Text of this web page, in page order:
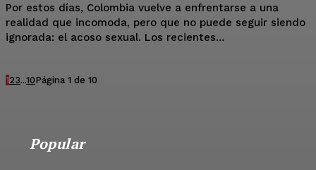
Por estos días, Colombia vuelve a enfrentarse a una
realidad que incomoda, pero que no puede seguir siendo
ignorada: el acoso sexual. Los recientes...
123...10Página 1 de 10
Popular